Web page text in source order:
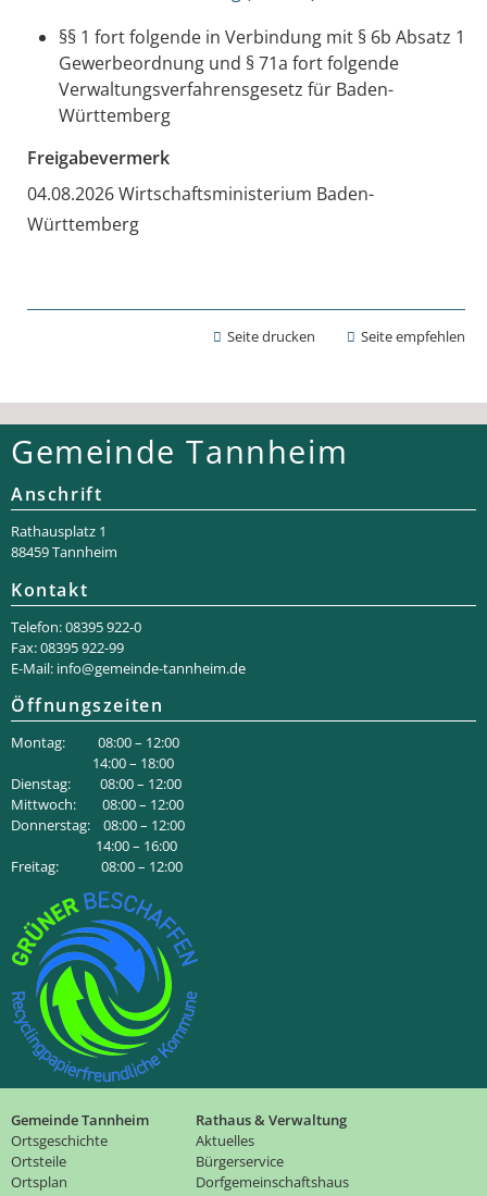
§§ 1 fort folgende in Verbindung mit § 6b Absatz 1
Gewerbeordnung und § 71a fort folgende
Verwaltungsverfahrensgesetz für Baden-
Württemberg
Freigabevermerk
04.08.2026Wirtschaftsministerium Baden-
Württemberg
Seite drucken Seite empfehlen
Gemeinde Tannheim
Anschrift
Rathaus­platz 1
88459 Tannheim
Kontakt
Telefon: 08395 922-0
Fax: 08395 922-99
E-Mail: info@gemeinde-tannheim.de
Öffnungszeiten
Montag: 08:00 – 12:00
14:00 – 18:00
Dienstag: 08:00 – 12:00
Mittwoch: 08:00 – 12:00
Donnerstag: 08:00 – 12:00
14:00 – 16:00
Freitag: 08:00 – 12:00
Gemeinde Tannheim
Ortsgeschichte
Ortsteile
Ortsplan
Rathaus & Verwaltung
Aktuelles
Bürgerservice
Dorfgemeinschaftshaus